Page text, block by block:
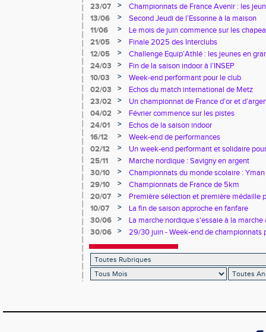
23/07 >
Championnats de France Avenir : les
13/06
>
Second Jeudi de l’Essonne à la maison
11/06
>
Le mois de juin commence sur les
21/05
>
Finale 2025 des Interclubs
12/05
>
Challenge Equip’Athlé : les jeunes en
24/03
>
Fin de la saison indoor à l’INSEP
10/03
>
Week-end performant pour le club
02/03
>
Echos du match international de Metz
23/02
>
Un championnat de France d’or et
04/02
>
Février commence sur les pistes
24/01
>
Echos de la saison indoor
16/12
>
Week-end de performances
02/12
>
Un week-end performant et solidaire
25/11
>
Marche nordique : Savigny en argent
30/10
>
Championnats du monde scolaire :
bronze
29/10 >
Championnats de France de 5km
20/07
>
Première sélection et première médaille
10/07
>
La fin de saison approche en fanfare
30/06
>
La marche nordique s'essaie à la
30/06
> 29/30 juin - Week-end de championnats